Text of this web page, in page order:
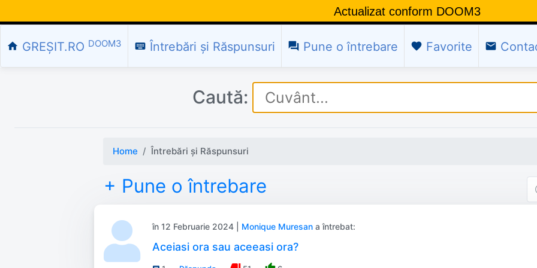
Actualizat conform DOOM3
home GREȘIT.RO DOOM3 keyboard Întrebări și Răspunsuri question_answer Pune o întrebare favorite Favorite email
Caută:
Home Întrebări și Răspunsuri
+ Pune o întrebare
în 12 Februarie 2024 | Monique Muresan a întrebat:
Aceiasi ora sau aceeasi ora?